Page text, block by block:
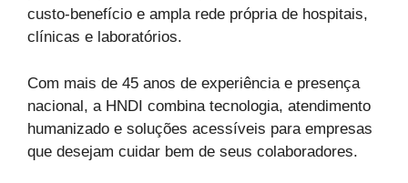
custo-benefício e ampla rede própria de hospitais,
clínicas e laboratórios.
Com mais de 45 anos de experiência e presença
nacional, a HNDI combina tecnologia, atendimento
humanizado e soluções acessíveis para empresas
que desejam cuidar bem de seus colaboradores.